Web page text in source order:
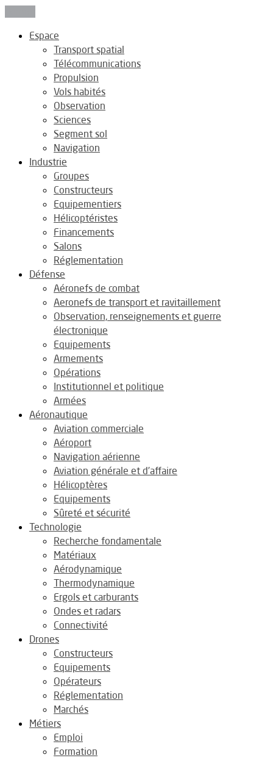
Espace
Transport spatial
Télécommunications
Propulsion
Vols habités
Observation
Sciences
Segment sol
Navigation
Industrie
Groupes
Constructeurs
Equipementiers
Hélicoptéristes
Financements
Salons
Réglementation
Défense
Aéronefs de combat
Aeronefs de transport et ravitaillement
Observation, renseignements et guerre
électronique
Equipements
Armements
Opérations
Institutionnel et politique
Armées
Aéronautique
Aviation commerciale
Aéroport
Navigation aérienne
Aviation générale et d’affaire
Hélicoptères
Equipements
Sûreté et sécurité
Technologie
Recherche fondamentale
Matériaux
Aérodynamique
Thermodynamique
Ergols et carburants
Ondes et radars
Connectivité
Drones
Constructeurs
Equipements
Opérateurs
Réglementation
Marchés
Métiers
Emploi
Formation